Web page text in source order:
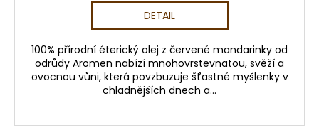
DETAIL
100% přírodní éterický olej z červené mandarinky od
odrůdy Aromen nabízí mnohovrstevnatou, svěží a
ovocnou vůni, která povzbuzuje šťastné myšlenky v
chladnějších dnech a...